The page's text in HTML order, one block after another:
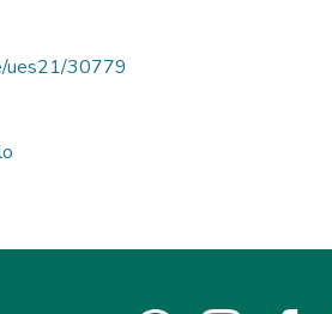
ues21/30779